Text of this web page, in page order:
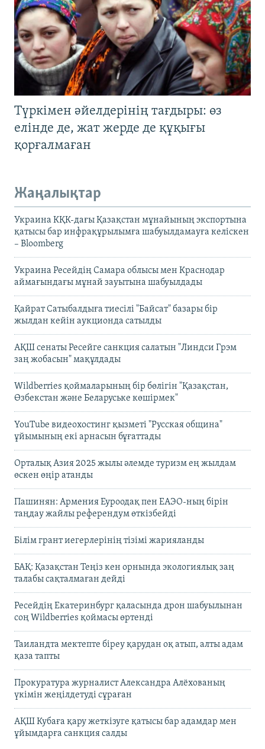
Түркімен әйелдерінің тағдыры: өз
елінде де, жат жерде де құқығы
қорғалмаған
Жаңалықтар
Украина КҚК-дағы Қазақстан мұнайының экспортына
қатысы бар инфрақұрылымға шабуылдамауға келіскен
– Bloomberg
Украина Ресейдің Самара облысы мен Краснодар
аймағындағы мұнай зауытына шабуылдады
Қайрат Сатыбалдыға тиесілі "Байсат" базары бір
жылдан кейін аукционда сатылды
АҚШ сенаты Ресейге санкция салатын "Линдси Грэм
заң жобасын" мақұлдады
Wildberries қоймаларының бір бөлігін "Қазақстан,
Өзбекстан және Беларуське көшірмек"
YouTube видеохостинг қызметі "Русская община"
ұйымының екі арнасын бұғаттады
Орталық Азия 2025 жылы әлемде туризм ең жылдам
өскен өңір атанды
Пашинян: Армения Еуроодақ пен ЕАЭО-ның бірін
таңдау жайлы референдум өткізбейді
Білім грант иегерлерінің тізімі жарияланды
БАҚ: Қазақстан Теңіз кен орнында экологиялық заң
талабы сақталмаған дейді
Ресейдің Екатеринбург қаласында дрон шабуылынан
соң Wildberries қоймасы өртенді
Таиландта мектепте біреу қарудан оқ атып, алты адам
қаза тапты
Прокуратура журналист Александра Алёхованың
үкімін жеңілдетуді сұраған
АҚШ Кубаға қару жеткізуге қатысы бар адамдар мен
ұйымдарға санкция салды